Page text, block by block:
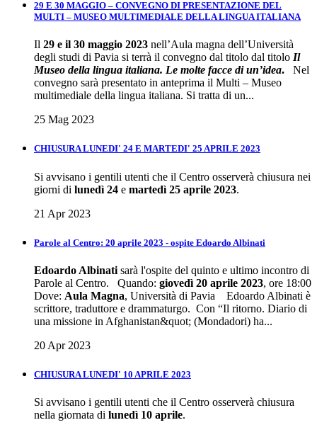
29 E 30 MAGGIO – CONVEGNO DI PRESENTAZIONE DEL
MULTI – MUSEO MULTIMEDIALE DELLA LINGUA ITALIANA
Il 29 e il 30 maggio 2023 nell’Aula magna dell’Università
degli studi di Pavia si terrà il convegno dal titolo dal titolo Il
Museo della lingua italiana. Le molte facce di un’idea. Nel
convegno sarà presentato in anteprima il Multi – Museo
multimediale della lingua italiana. Si tratta di un...
25 Mag 2023
CHIUSURA LUNEDI' 24 E MARTEDI' 25 APRILE 2023
Si avvisano i gentili utenti che il Centro osserverà chiusura nei
giorni di lunedì 24 e martedì 25 aprile 2023.
21 Apr 2023
Parole al Centro: 20 aprile 2023 - ospite Edoardo Albinati
Edoardo Albinati sarà l'ospite del quinto e ultimo incontro di
Parole al Centro. Quando: giovedì 20 aprile 2023, ore 18:00
Dove: Aula Magna, Università di Pavia Edoardo Albinati è
scrittore, traduttore e drammaturgo. Con “Il ritorno. Diario di
una missione in Afghanistan&quot; (Mondadori) ha...
20 Apr 2023
CHIUSURA LUNEDI' 10 APRILE 2023
Si avvisano i gentili utenti che il Centro osserverà chiusura
nella giornata di lunedì 10 aprile.